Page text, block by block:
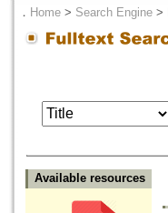
． Home > Search Engine >
Available resources